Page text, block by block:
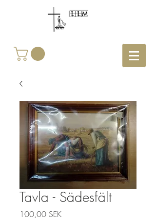
Tavla - Sädesfält
100,00 SEKPrecio